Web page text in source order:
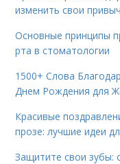
изменить свои
Основные принципы
рта в стоматологии
1500+ Слова
Днем Рождения для
Красивые
прозе: лучшие идеи
Защитите свои зубы: